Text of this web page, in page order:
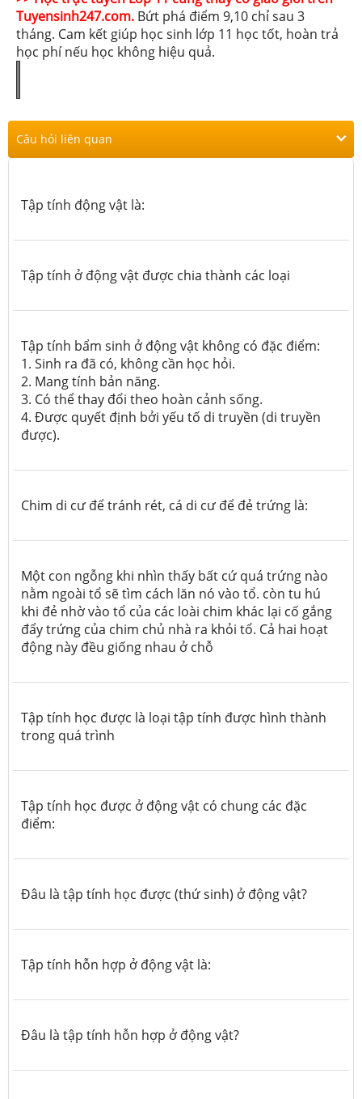
Tuyensinh247.com. Bứt phá điểm 9,10 chỉ sau 3
tháng. Cam kết giúp học sinh lớp 11 học tốt, hoàn trả
học phí nếu học không hiệu quả.
Câu hỏi liên quan
Tập tính động vật là:
Tập tính ở động vật được chia thành các loại
Tập tính bẩm sinh ở động vật không có đặc điểm:
1. Sinh ra đã có, không cần học hỏi.
2. Mang tính bản năng.
3. Có thể thay đổi theo hoàn cảnh sống.
4. Được quyết định bởi yếu tố di truyền (di truyền
được).
Chim di cư để tránh rét, cá di cư để đẻ trứng là:
Một con ngỗng khi nhìn thấy bất cứ quá trứng nào
nằm ngoài tổ sẽ tìm cách lăn nó vào tổ. còn tu hú
khi đẻ nhờ vào tổ của các loài chim khác lại cố gắng
đẩy trứng của chim chủ nhà ra khỏi tổ. Cả hai hoạt
động này đều giống nhau ở chỗ
Tập tính học được là loại tập tính được hình thành
trong quá trình
Tập tính học được ở động vật có chung các đặc
điểm:
Đâu là tập tính học được (thứ sinh) ở động vật?
Tập tính hỗn hợp ở động vật là:
Đâu là tập tính hỗn hợp ở động vật?